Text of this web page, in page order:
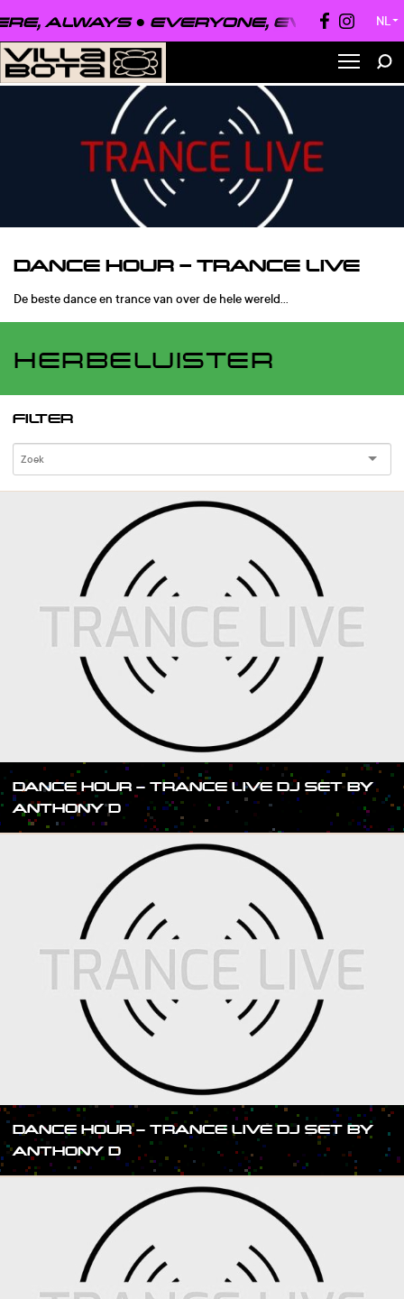
ALWAYS ● EVERYONE, NL ▼
DANCE HOUR – TRANCE LIVE
De beste dance en trance van over de hele wereld…
HERBELUISTER
FILTER
DANCE HOUR – TRANCE LIVE DJ SET BY
ANTHONY D
DANCE HOUR – TRANCE LIVE DJ SET BY
ANTHONY D